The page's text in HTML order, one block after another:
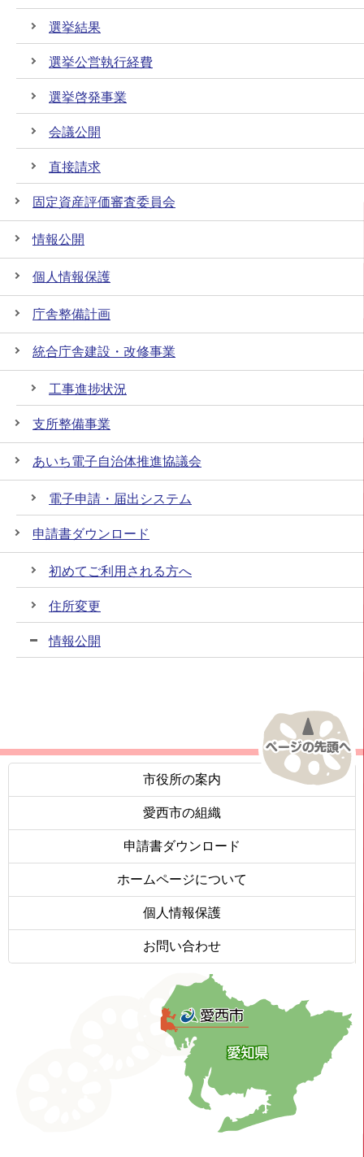
選挙結果
選挙公営執行経費
選挙啓発事業
会議公開
直接請求
固定資産評価審査委員会
情報公開
個人情報保護
庁舎整備計画
統合庁舎建設・改修事業
工事進捗状況
支所整備事業
あいち電子自治体推進協議会
電子申請・届出システム
申請書ダウンロード
初めてご利用される方へ
住所変更
情報公開
市役所の案内
愛西市の組織
申請書ダウンロード
ホームページについて
個人情報保護
お問い合わせ